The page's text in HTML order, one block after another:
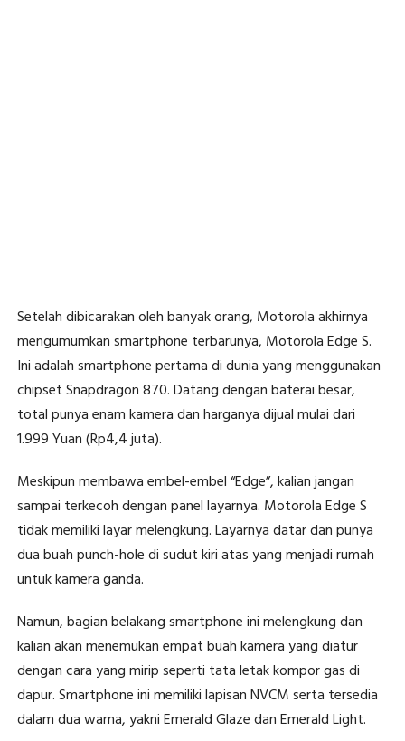
Setelah dibicarakan oleh banyak orang, Motorola akhirnya
mengumumkan smartphone terbarunya, Motorola Edge S.
Ini adalah smartphone pertama di dunia yang menggunakan
chipset Snapdragon 870. Datang dengan baterai besar,
total punya enam kamera dan harganya dijual mulai dari
1.999 Yuan (Rp4,4 juta).
Meskipun membawa embel-embel “Edge”, kalian jangan
sampai terkecoh dengan panel layarnya. Motorola Edge S
tidak memiliki layar melengkung. Layarnya datar dan punya
dua buah punch-hole di sudut kiri atas yang menjadi rumah
untuk kamera ganda.
Namun, bagian belakang smartphone ini melengkung dan
kalian akan menemukan empat buah kamera yang diatur
dengan cara yang mirip seperti tata letak kompor gas di
dapur. Smartphone ini memiliki lapisan NVCM serta tersedia
dalam dua warna, yakni Emerald Glaze dan Emerald Light.